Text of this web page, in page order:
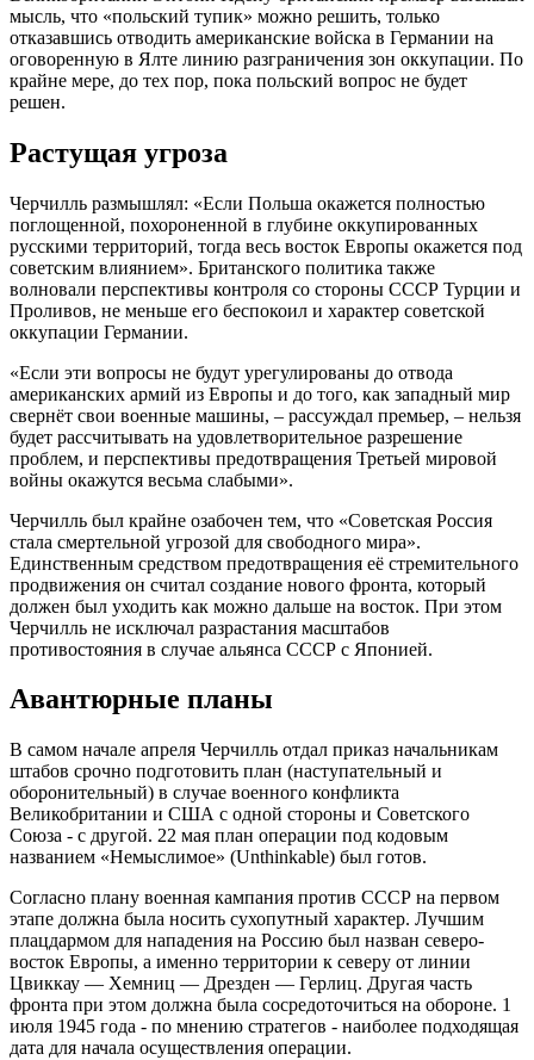
мысль, что «польский тупик» можно решить, только
отказавшись отводить американские войска в Германии на
оговоренную в Ялте линию разграничения зон оккупации. По
крайне мере, до тех пор, пока польский вопрос не будет
решен.
Растущая угроза
Черчилль размышлял: «Если Польша окажется полностью
поглощенной, похороненной в глубине оккупированных
русскими территорий, тогда весь восток Европы окажется под
советским влиянием». Британского политика также
волновали перспективы контроля со стороны СССР Турции и
Проливов, не меньше его беспокоил и характер советской
оккупации Германии.
«Если эти вопросы не будут урегулированы до отвода
американских армий из Европы и до того, как западный мир
свернёт свои военные машины, – рассуждал премьер, – нельзя
будет рассчитывать на удовлетворительное разрешение
проблем, и перспективы предотвращения Третьей мировой
войны окажутся весьма слабыми».
Черчилль был крайне озабочен тем, что «Советская Россия
стала смертельной угрозой для свободного мира».
Единственным средством предотвращения её стремительного
продвижения он считал создание нового фронта, который
должен был уходить как можно дальше на восток. При этом
Черчилль не исключал разрастания масштабов
противостояния в случае альянса СССР с Японией.
Авантюрные планы
В самом начале апреля Черчилль отдал приказ начальникам
штабов срочно подготовить план (наступательный и
оборонительный) в случае военного конфликта
Великобритании и США с одной стороны и Советского
Союза - с другой. 22 мая план операции под кодовым
названием «Немыслимое» (Unthinkable) был готов.
Согласно плану военная кампания против СССР на первом
этапе должна была носить сухопутный характер. Лучшим
плацдармом для нападения на Россию был назван северо-
восток Европы, а именно территории к северу от линии
Цвиккау — Хемниц — Дрезден — Герлиц. Другая часть
фронта при этом должна была сосредоточиться на обороне. 1
июля 1945 года - по мнению стратегов - наиболее подходящая
дата для начала осуществления операции.